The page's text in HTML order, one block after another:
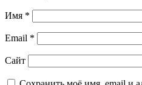
Имя *
Email *
Сайт